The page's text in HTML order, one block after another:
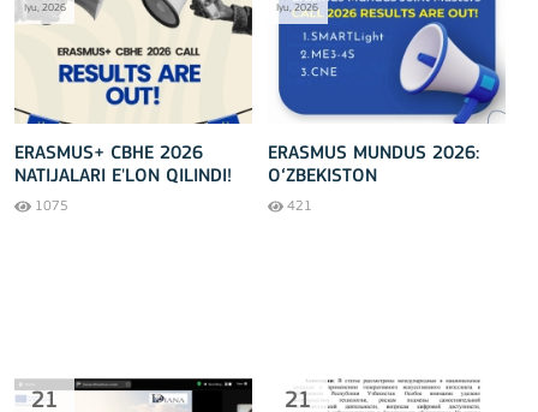
Iyu, 2026
ERASMUS+ CBHE 2026
NATIJALARI E'LON QILINDI!
1075
Iyu, 2026
ERASMUS MUNDUS 2026:
O‘ZBEKISTON
UNIVERSITETLARI XALQARO
421
21 21